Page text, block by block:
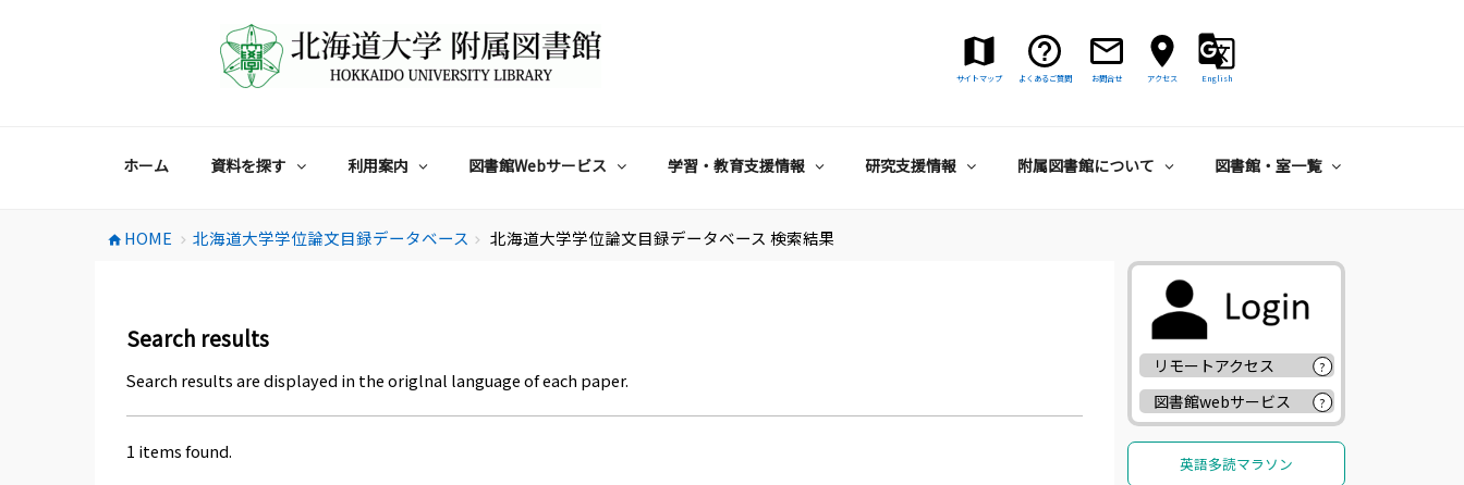
サイトマップ よくあるご質問 お問合せ アクセス English
ホーム 資料を探す 利用案内 図書館Webサービス 学習・教育支援情報 研究支援情報 附属図書館について 図書館・室一覧
home HOME chevron_right 北海道大学学位論文目録データベース chevron_right 北海道大学学位論文目録データベース 検索結果
Search results
Search results are displayed in the origlnal language of each paper.
1 items found.
リモートアクセス ?
図書館webサービス ?
英語多読マラソン